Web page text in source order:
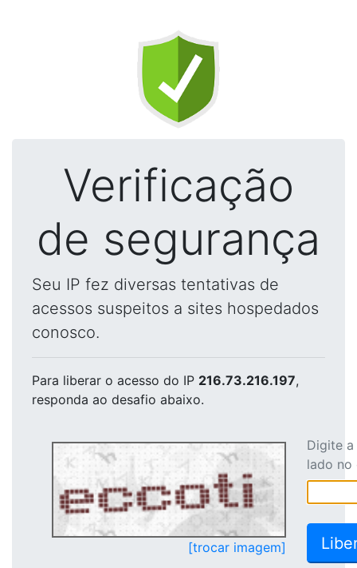
Verificação
de segurança
Seu IP fez diversas tentativas de
acessos suspeitos a sites hospedados
conosco.
Para liberar o acesso do IP 216.73.216.197,
responda ao desafio abaixo.
[trocar imagem]
Digite
lado no